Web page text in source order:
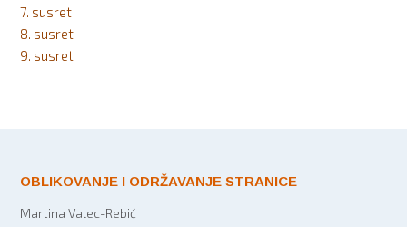
7. susret
8. susret
9. susret
OBLIKOVANJE I ODRŽAVANJE STRANICE
Martina Valec-Rebić